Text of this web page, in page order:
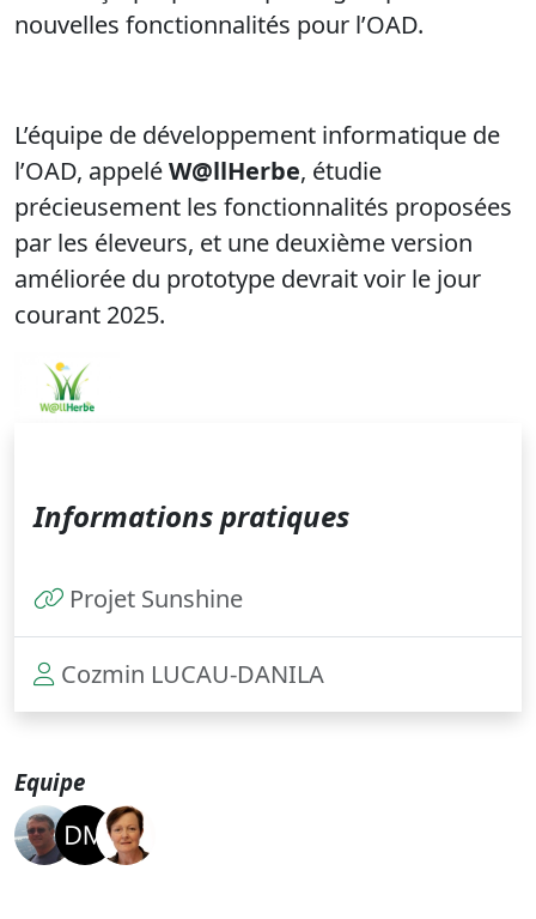
nouvelles fonctionnalités pour l’OAD.
L’équipe de développement informatique de
l’OAD, appeléW@llHerbe, étudie
précieusement les fonctionnalités proposées
par les éleveurs, et une deuxième version
améliorée du prototype devrait voir le jour
courant 2025.
Informations pratiques
Projet Sunshine
Cozmin LUCAU-DANILA
Equipe